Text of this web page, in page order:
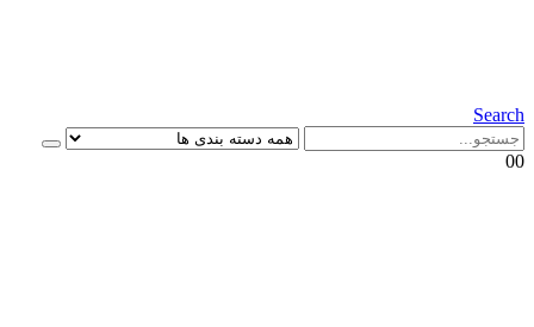
Search
00